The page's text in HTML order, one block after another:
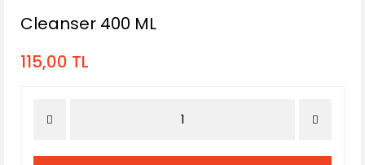
Cleanser 400 ML
115,00 TL